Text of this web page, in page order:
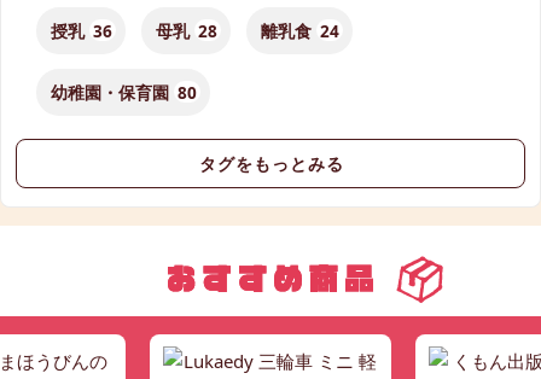
授乳 36 母乳 28 離乳食 24
幼稚園・保育園 80
タグをもっとみる